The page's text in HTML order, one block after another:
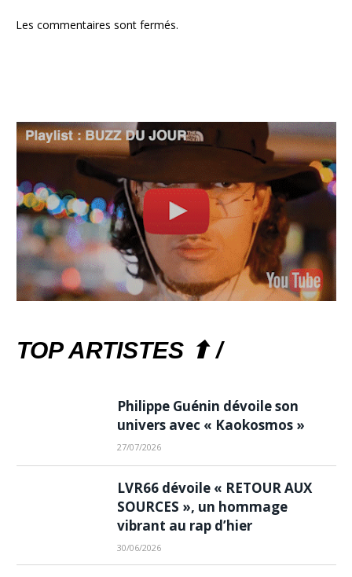
Les commentaires sont fermés.
TOP ARTISTES ⬆ /
Philippe Guénin dévoile son
univers avec « Kaokosmos »
27/07/2026
LVR66 dévoile « RETOUR AUX
SOURCES », un hommage
vibrant au rap d’hier
30/06/2026